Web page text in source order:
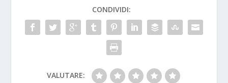
CONDIVIDI:
VALUTARE: